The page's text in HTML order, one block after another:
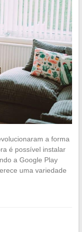
a forma
é possível instalar
a Google Play
uma variedade